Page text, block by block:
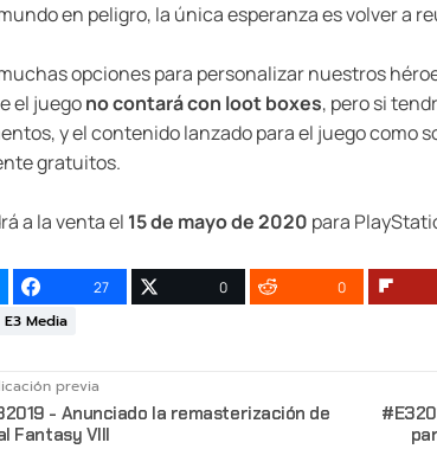
en peligro, la única esperanza es volver a
opciones para personalizar nuestros
el juegono contará con loot boxes, pero si
y el contenido lanzado para el juego como
gratuitos.
a la venta el 15 de mayo de 2020 para
27 0 0
E3 Media
previa
- Anunciado la remasterización de
Fantasy VIII